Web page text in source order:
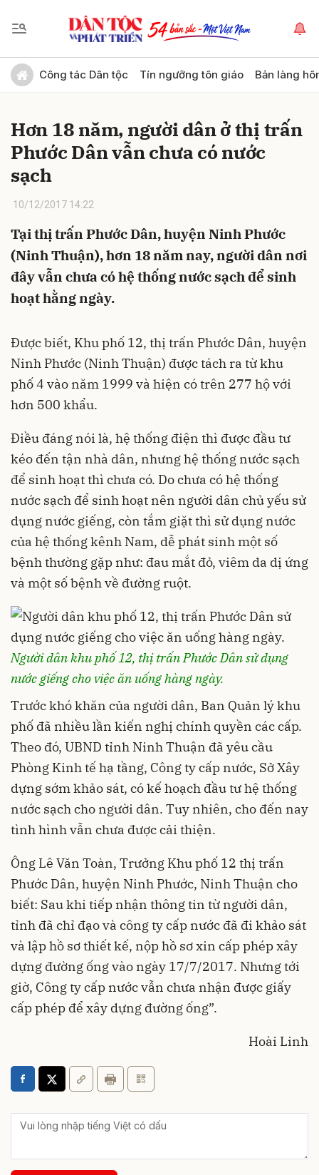
Công tác Dân tộc Tín ngưỡng tôn giáo Bản làng
Hơn 18 năm, người dân ở thị trấn
Phước Dân vẫn chưa có nước
sạch
10/12/2017 14:22
Tại thị trấn Phước Dân, huyện Ninh Phước
(Ninh Thuận), hơn 18 năm nay, người dân nơi
đây vẫn chưa có hệ thống nước sạch để sinh
hoạt hằng ngày.
Được biết, Khu phố 12, thị trấn Phước Dân, huyện
Ninh Phước (Ninh Thuận) được tách ra từ khu
phố 4 vào năm 1999 và hiện có trên 277 hộ với
hơn 500 khẩu.
Điều đáng nói là, hệ thống điện thì được đầu tư
kéo đến tận nhà dân, nhưng hệ thống nước sạch
để sinh hoạt thì chưa có. Do chưa có hệ thống
nước sạch để sinh hoạt nên người dân chủ yếu sử
dụng nước giếng, còn tắm giặt thì sử dụng nước
của hệ thống kênh Nam, dễ phát sinh một số
bệnh thường gặp như: đau mắt đỏ, viêm da dị ứng
và một số bệnh về đường ruột.
Người dân khu phố 12, thị trấn Phước Dân sử dụng
nước giếng cho việc ăn uống hàng ngày.
Trước khó khăn của người dân, Ban Quản lý khu
phố đã nhiều lần kiến nghị chính quyền các cấp.
Theo đó, UBND tỉnh Ninh Thuận đã yêu cầu
Phòng Kinh tế hạ tầng, Công ty cấp nước, Sở Xây
dựng sớm khảo sát, có kế hoạch đầu tư hệ thống
nước sạch cho người dân. Tuy nhiên, cho đến nay
tình hình vẫn chưa được cải thiện.
Ông Lê Văn Toàn, Trưởng Khu phố 12 thị trấn
Phước Dân, huyện Ninh Phước, Ninh Thuận cho
biết: Sau khi tiếp nhận thông tin từ người dân,
tỉnh đã chỉ đạo và công ty cấp nước đã đi khảo sát
và lập hồ sơ thiết kế, nộp hồ sơ xin cấp phép xây
dựng đường ống vào ngày 17/7/2017. Nhưng tới
giờ, Công ty cấp nước vẫn chưa nhận được giấy
cấp phép để xây dựng đường ống”.
Hoài Linh
Gửi bình luận